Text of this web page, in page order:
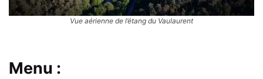
Vue aérienne de l’étang du Vaulaurent
Menu :